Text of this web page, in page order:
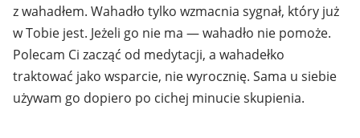
z wahadłem. Wahadło tylko wzmacnia sygnał, który już
w Tobie jest. Jeżeli go nie ma — wahadło nie pomoże.
Polecam Ci zacząć od medytacji, a wahadełko
traktować jako wsparcie, nie wyrocznię. Sama u siebie
używam go dopiero po cichej minucie skupienia.